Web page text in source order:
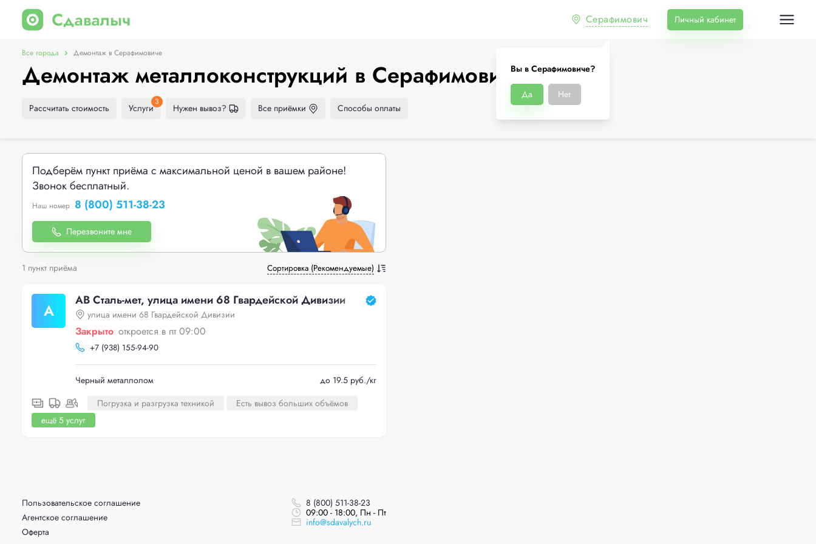
Серафимович
Вы в Серафимовиче?
Да Нет
Личный кабинет
Все города Демонтаж в Серафимовиче
Демонтаж металлоконструкций в Серафимовиче
Рассчитать стоимость Услуги
3
Нужен вывоз? Все приёмки Способы оплаты
Подберём пункт приёма с максимальной ценой в вашем районе!
Звонок бесплатный.
Наш номер 8 (800) 511-38-23
Перезвоните мне
1 пункт приёма Сортировка (Рекомендуемые)
А АВ Сталь-мет, улица имени 68 Гвардейской Дивизии
улица имени 68 Гвардейской Дивизии
Закрыто откроется в пт 09:00
+7 (938) 155-94-90
Черный металлолом
до 19.5 руб./кг
Погрузка и разгрузка техникой
Есть вывоз больших объёмов
ещё 5 услуг
Пользовательское соглашение
Агентское соглашение
Оферта
8 (800) 511-38-23
09:00 - 18:00, Пн - Пт
info@sdavalych.ru